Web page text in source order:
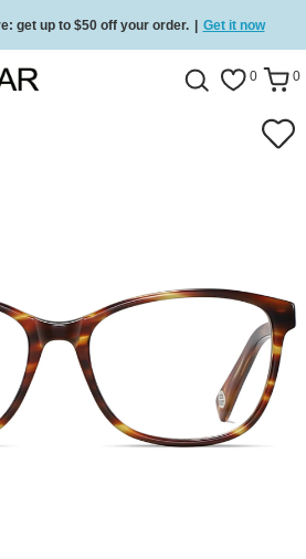
get up to $50 off your order. | Get it now
on all orders Shop now 0 0